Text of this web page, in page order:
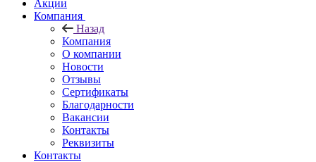
Акции
Компания
Назад
Компания
О компании
Новости
Отзывы
Сертификаты
Благодарности
Вакансии
Контакты
Реквизиты
Контакты